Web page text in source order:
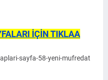
İÇİN TIKLAA
sayfa-58-yeni-mufredat